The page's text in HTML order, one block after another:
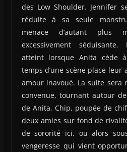
des Low Shoulder. Jennifer
réduite à sa seule
menace d’autant plus
excessivement
atteint lorsque Anita cède
temps d’une scène place leur
amour inavoué. La suite sera
convenue, tournant autour
de Anita, Chip, poupée de
deux amies sur fond de
de sororité ici, ou alors
vengeresse qui vient